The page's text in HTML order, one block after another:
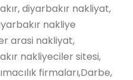
diyarbakır nakliyat,
nakliye
arasi nakliyat,
nakliyeciler sitesi,
firmaları,Darbe,